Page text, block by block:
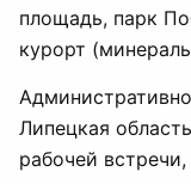
площадь, парк
курорт
Липецкая
рабочей